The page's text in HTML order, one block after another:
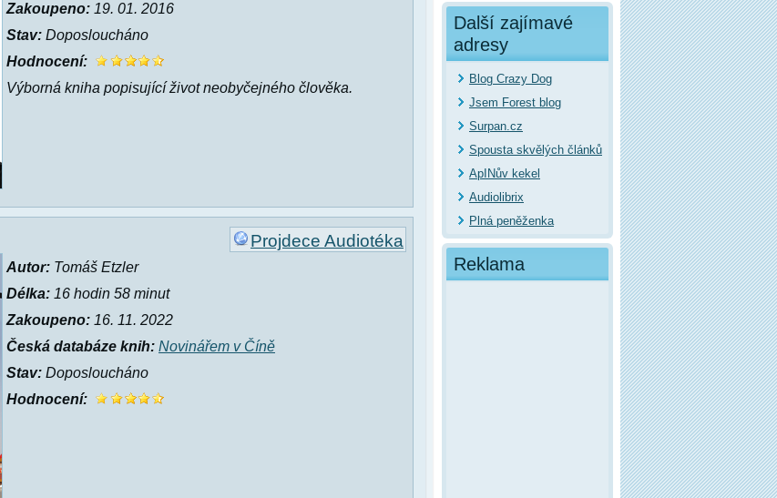
Zakoupeno: 19. 01. 2016
Stav: Doposloucháno
Hodnocení:
Výborná kniha popisující život neobyčejného člověka.
Projdece Audiotéka
Autor: Tomáš Etzler
Délka: 16 hodin 58 minut
Zakoupeno: 16. 11. 2022
Česká databáze knih: Novinářem v Číně
Stav: Doposloucháno
Hodnocení:
Další zajímavé
adresy
Blog Crazy Dog
Jsem Forest blog
Surpan.cz
Spousta skvělých článků
ApINův kekel
Audiolibrix
Plná peněženka
Reklama